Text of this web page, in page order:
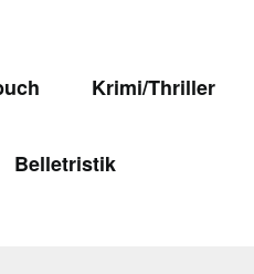
Krimi/Thriller
Belletristik